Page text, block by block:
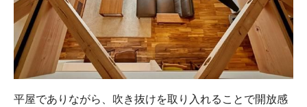
平屋でありながら、吹き抜けを取り入れることで開放感